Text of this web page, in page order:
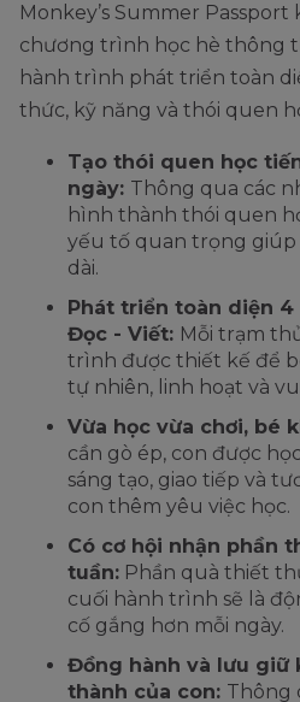
Monkey’s Summer
chương trình học hè thông
hành trình phát triển toàn
thức, kỹ năng và thói quen
Tạo thói quen học
ngày: Thông qua các
hình thành thói quen
yếu tố quan trọng giúp
dài.
Phát triển toàn diện
Đọc - Viết: Mỗi trạm
trình được thiết kế để
tự nhiên, linh hoạt và
Vừa học vừa chơi, bé
cần gò ép, con được
sáng tạo, giao tiếp và
con thêm yêu việc học.
Có cơ hội nhận phần
tuần: Phần quà thiết
cuối hành trình sẽ là
cố gắng hơn mỗi ngày.
Đồng hành và lưu giữ
thành của con: Thông